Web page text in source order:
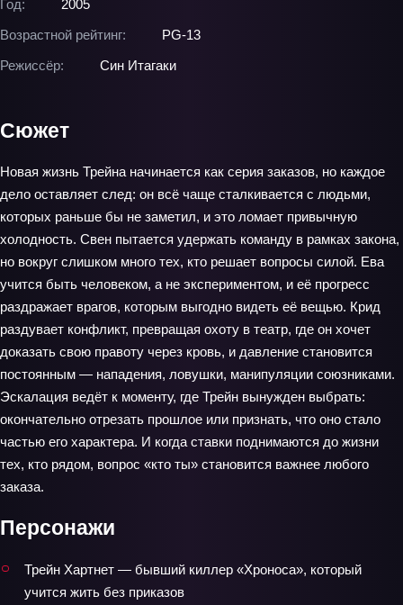
Год:
2005
Возрастной рейтинг:
PG-13
Режиссёр:
Син Итагаки
Сюжет
Новая жизнь Трейна начинается как серия заказов, но каждое
дело оставляет след: он всё чаще сталкивается с людьми,
которых раньше бы не заметил, и это ломает привычную
холодность. Свен пытается удержать команду в рамках закона,
но вокруг слишком много тех, кто решает вопросы силой. Ева
учится быть человеком, а не экспериментом, и её прогресс
раздражает врагов, которым выгодно видеть её вещью. Крид
раздувает конфликт, превращая охоту в театр, где он хочет
доказать свою правоту через кровь, и давление становится
постоянным — нападения, ловушки, манипуляции союзниками.
Эскалация ведёт к моменту, где Трейн вынужден выбрать:
окончательно отрезать прошлое или признать, что оно стало
частью его характера. И когда ставки поднимаются до жизни
тех, кто рядом, вопрос «кто ты» становится важнее любого
заказа.
Персонажи
Трейн Хартнет — бывший киллер «Хроноса», который
учится жить без приказов